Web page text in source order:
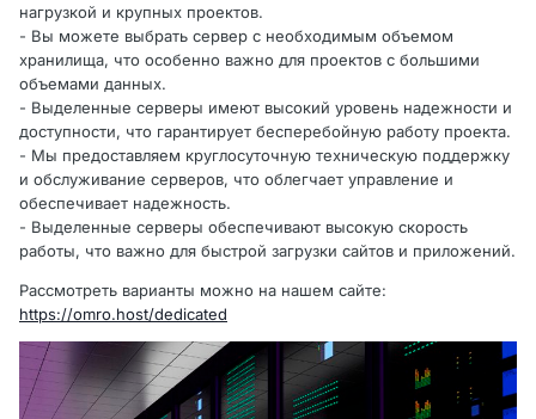
нагрузкой и крупных проектов.
- Вы можете выбрать сервер с необходимым объемом
хранилища, что особенно важно для проектов с большими
объемами данных.
- Выделенные серверы имеют высокий уровень надежности и
доступности, что гарантирует бесперебойную работу проекта.
- Мы предоставляем круглосуточную техническую поддержку
и обслуживание серверов, что облегчает управление и
обеспечивает надежность.
- Выделенные серверы обеспечивают высокую скорость
работы, что важно для быстрой загрузки сайтов и приложений.
Рассмотреть варианты можно на нашем сайте:
https://omro.host/dedicated